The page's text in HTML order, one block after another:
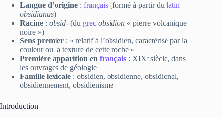
Langue d’origine : français (formé à partir du latin
obsidianus)
Racine : obsid- (du grec obsidion « pierre volcanique
noire »)
Sens premier : « relatif à l’obsidien, caractérisé par la
couleur ou la texture de cette roche »
Première apparition en français : XIXᵉ siècle, dans
les ouvrages de géologie
Famille lexicale : obsidien, obsidienne, obsidional,
obsidiennement, obsidienisme
Introduction